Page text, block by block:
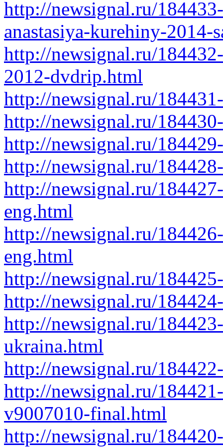
http://newsignal.ru/
anastasiya-kurehiny-2014-
http://newsignal.ru/
2012-dvdrip.html
http://newsignal.ru/
http://newsignal.ru/
http://newsignal.ru/
http://newsignal.ru/
http://newsignal.ru/
eng.html
http://newsignal.ru/
eng.html
http://newsignal.ru/
http://newsignal.ru/
http://newsignal.ru/
ukraina.html
http://newsignal.ru/
http://newsignal.ru/
v9007010-final.html
http://newsignal.ru/